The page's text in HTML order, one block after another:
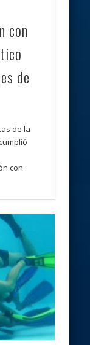
con
de
de la
con